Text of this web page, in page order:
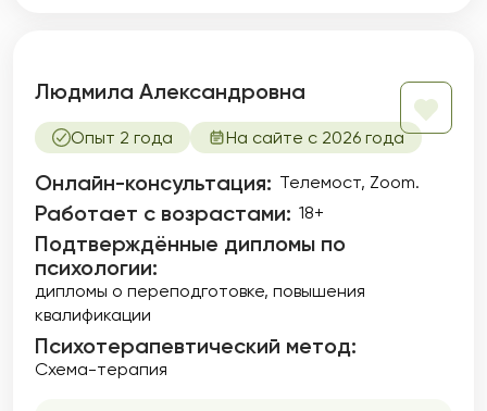
Людмила Александровна
Опыт 2 года На сайте с 2026 года
Онлайн-консультация: Телемост, Zoom.
Работает с возрастами: 18+
Подтверждённые дипломы по
психологии:
дипломы о переподготовке повышения
квалификации
Психотерапевтический метод:
Схема-терапия